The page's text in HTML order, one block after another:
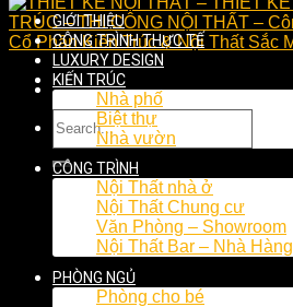
GIỚI THIỆU
CÔNG TRÌNH THỰC TẾ
LUXURY DESIGN
KIẾN TRÚC
Nhà phố
Biệt thự
Nhà vườn
CÔNG TRÌNH
Nội Thất nhà ở
Nội Thất Chung cư
Văn Phòng – Showroom
Nội Thất Bar – Nhà Hàng
PHÒNG NGỦ
Phòng cho bé